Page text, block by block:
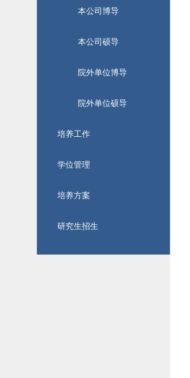
本公司博导
本公司硕导
院外单位博导
院外单位硕导
培养工作
学位管理
培养方案
研究生招生